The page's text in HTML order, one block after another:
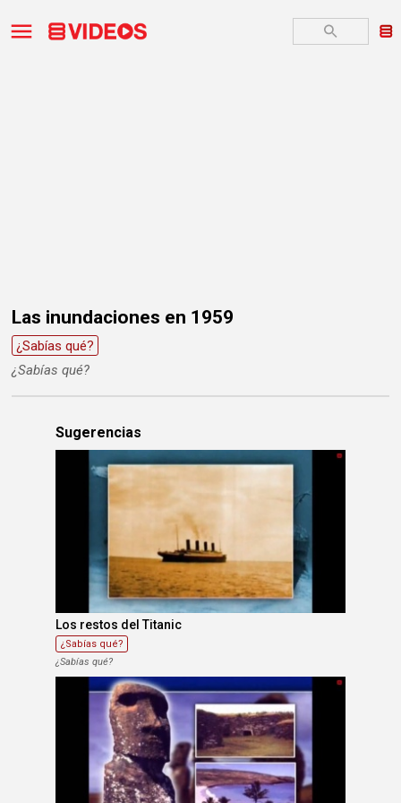
Las inundaciones en 1959
¿Sabías qué?
¿Sabías qué?
Sugerencias
Los restos del Titanic
¿Sabías qué?
¿Sabías qué?